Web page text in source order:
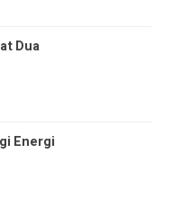
Dua
Energi